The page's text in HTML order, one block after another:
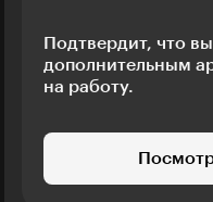
Подтвердит, что
дополнительным
на работу.